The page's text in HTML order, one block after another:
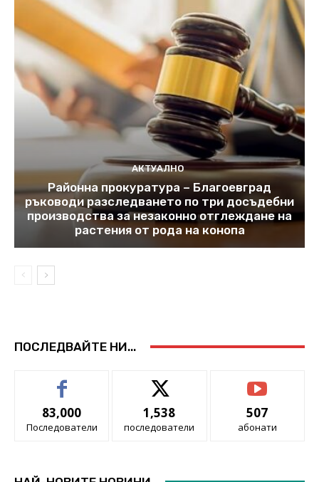
АКТУАЛНО
Районна прокуратура – Благоевград
ръководи разследването по три досъдебни
производства за незаконно отглеждане на
растения от рода на конопа
ПОСЛЕДВАЙТЕ НИ...
83,000
Последователи
1,538
последователи
507
абонати